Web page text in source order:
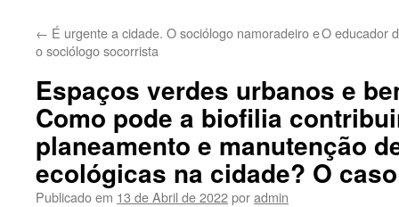
para
conteúdo
← É urgente a cidade. O sociólogo namoradeiro e
o sociólogo socorrista
O educador
Espaços verdes urbanos e
Como pode a biofilia
planeamento e manutenção
ecológicas na cidade? O
Publicado em 13 de Abril de 2022poradmin